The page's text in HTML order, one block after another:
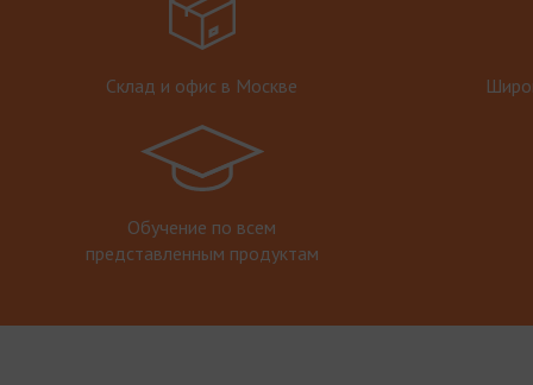
Склад и офис в Москве
Обучение по всем
представленным продуктам